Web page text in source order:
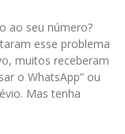
ao seu número?
esse problema
muitos receberam
o WhatsApp” ou
Mas tenha